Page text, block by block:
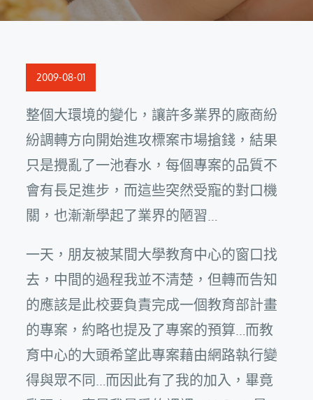
Posted
2009-08-01
整個大環境的變化，讓許多業界的廠商紛
紛調轉方向開始進攻標案市場搶錢，結果
只是攪亂了一池春水，每個專案的品質不
會有長足進步，而這些突然受寵的對口機
關，也漸漸學起了業界的陋習…
一天，朋友被某間大學教育中心的窗口找
去，中間的過程我並不清楚，但轉而告知
的應該是此校要負責完成一個教育部計畫
的專案，約略也提及了專案的預算…而教
育中心的大頭希望此專案藉由網路執行變
得與眾不同…而因此有了我的加入，畢竟